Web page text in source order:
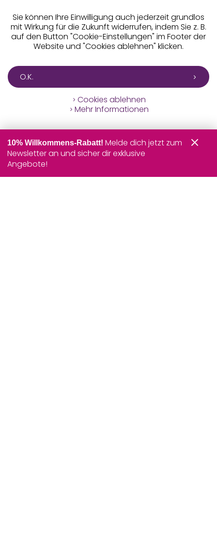
Sie können Ihre Einwilligung auch jederzeit grundlos
mit Wirkung für die Zukunft widerrufen, indem Sie z. B.
auf den Button "Cookie-Einstellungen" im Footer der
Website und "Cookies ablehnen" klicken.
O.K.
Cookies ablehnen
Mehr Informationen
10% Willkommens-Rabatt! Melde dich jetzt zum
Newsletter an und sicher dir exklusive
Angebote!